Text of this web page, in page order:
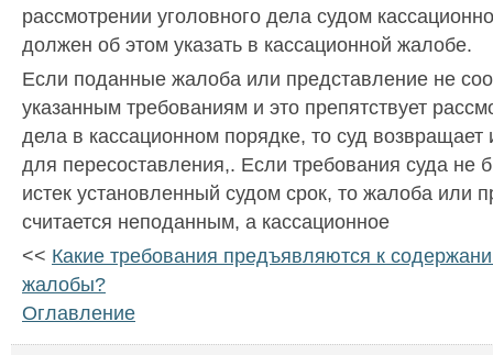
рассмотрении уголовного дела судом
должен об этом указать в кассационной жалобе.
Если поданные жалоба или представление не
указанным требованиям и это препятствует
дела в кассационном порядке, то суд возвращает
для пересоставления,. Если требования суда не
истек установленный судом срок, то жалоба или
считается неподанным, а кассационное
<< Какие требования предъявляются к
жалобы?
Оглавление